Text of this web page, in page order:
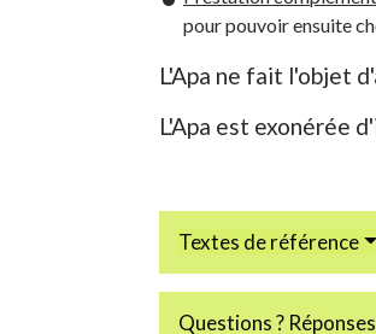
pour pouvoir ensuite
L'Apa ne fait l'objet
L'Apa est exonérée
Textes de référence
Questions ?